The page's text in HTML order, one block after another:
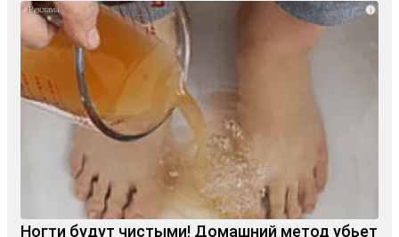
i
Ногти будут чистыми! Домашний метод убьет